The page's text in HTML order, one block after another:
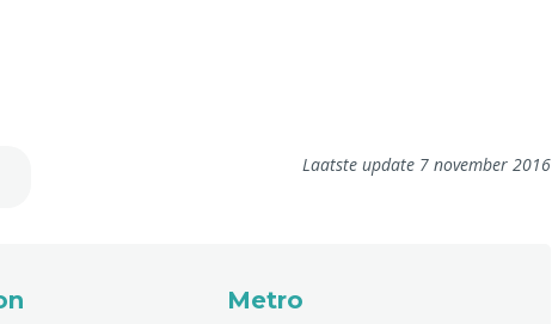
Laatste update 7 november 2016
Metro